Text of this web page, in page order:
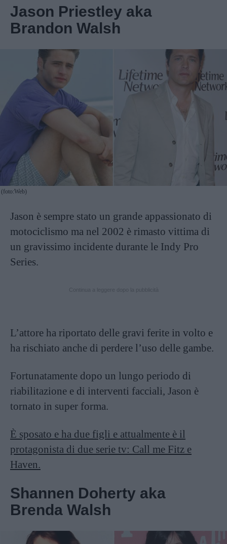
Jason Priestley aka
Brandon Walsh
(foto:Web)
Jason è sempre stato un grande appassionato di
motociclismo ma nel 2002 è rimasto vittima di
un gravissimo incidente durante le Indy Pro
Series.
L’attore ha riportato delle gravi ferite in volto e
ha rischiato anche di perdere l’uso delle gambe.
Fortunatamente dopo un lungo periodo di
riabilitazione e di interventi facciali, Jason è
tornato in super forma.
È sposato e ha due figli e attualmente è il
protagonista di due serie tv: Call me Fitz e
Haven.
Shannen Doherty aka
Brenda Walsh